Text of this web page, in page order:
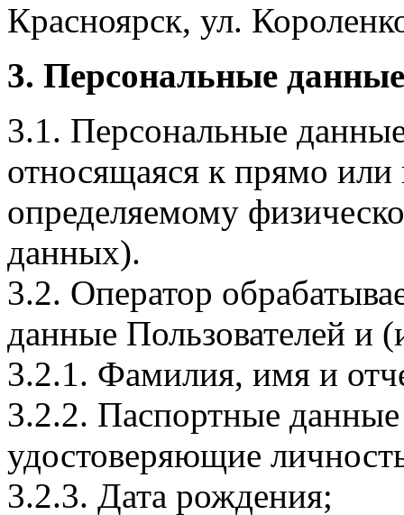
Красноярск, ул.
3. Персональные
3.1. Персональные
относящаяся к прямо
определяемому
данных).
3.2. Оператор
данные Пользователей и
3.2.1. Фамилия, имя и
3.2.2. Паспортные
удостоверяющие
3.2.3. Дата рождения;